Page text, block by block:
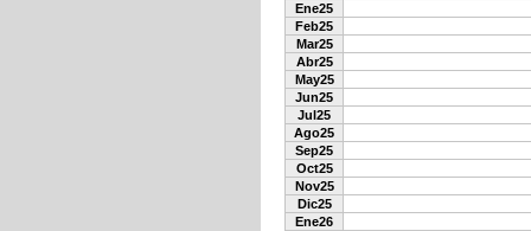
Ene25
Feb25
Mar25
Abr25
May25
Jun25
Jul25
Ago25
Sep25
Oct25
Nov25
Dic25
Ene26